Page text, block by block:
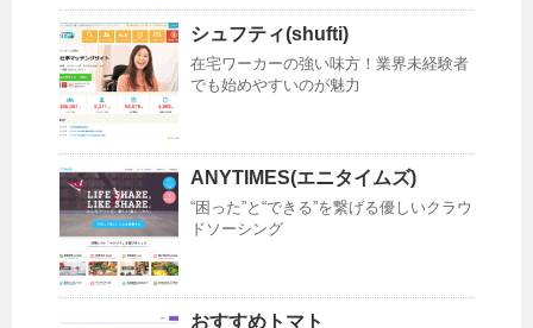
シュフティ(shufti)
在宅ワーカーの強い味方！業界未経験者
でも始めやすいのが魅力
ANYTIMES(エニタイムズ)
“困った”と“できる”を繋げる優しいクラウ
ドソーシング
おすすめトマト